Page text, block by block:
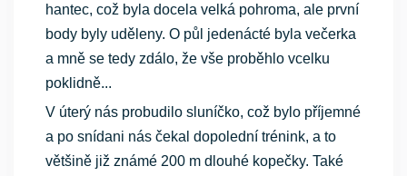
hantec, což byla docela velká pohroma, ale první
body byly uděleny. O půl jedenácté byla večerka
a mně se tedy zdálo, že vše proběhlo vcelku
poklidně...
V úterý nás probudilo sluníčko, což bylo příjemné
a po snídani nás čekal dopolední trénink, a to
většině již známé 200 m dlouhé kopečky. Také